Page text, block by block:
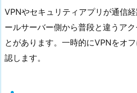
VPNやセキュリティアプリが通信
ールサーバー側から普段と違うア
とがあります。一時的にVPNをオ
認します。